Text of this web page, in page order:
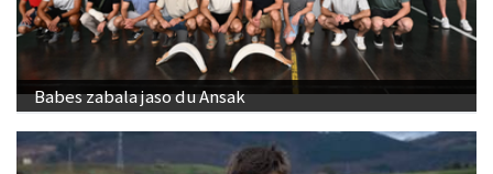
Babes zabala jaso du Ansak